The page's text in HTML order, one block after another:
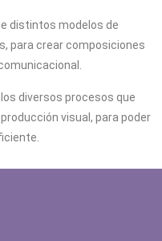
distintos modelos de
para crear composiciones
diversos procesos que
visual, para poder